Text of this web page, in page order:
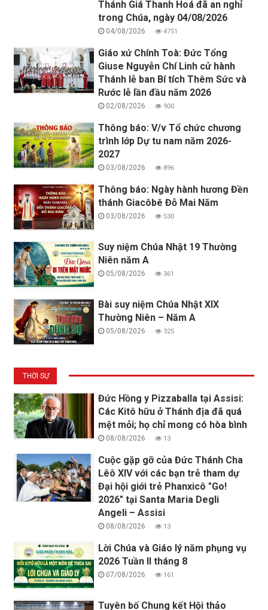
Thánh Giá Thanh Hoá đã an nghỉ
trong Chúa, ngày 04/08/2026
04/08/2026 4751
Giáo xứ Chính Toà: Đức Tổng
Giuse Nguyễn Chí Linh cử hành
Thánh lễ ban Bí tích Thêm Sức và
Rước lễ lần đầu năm 2026
02/08/2026 900
Thông báo: V/v Tổ chức chương
trình lớp Dự tu nam năm 2026-
2027
03/08/2026 896
Thông báo: Ngày hành hương Đền
thánh Giacôbê Đỗ Mai Năm
03/08/2026 530
Suy niệm Chúa Nhật 19 Thường
Niên năm A
05/08/2026 361
Bài suy niệm Chúa Nhật XIX
Thường Niên – Năm A
05/08/2026 325
THỜI SỰ
Đức Hồng y Pizzaballa tại Assisi:
Các Kitô hữu ở Thánh địa đã quá
mệt mỏi; họ chỉ mong có hòa bình
08/08/2026 13
Cuộc gặp gỡ của Đức Thánh Cha
Lêô XIV với các bạn trẻ tham dự
Đại hội giới trẻ Phanxicô "Go!
2026" tại Santa Maria Degli
Angeli – Assisi
08/08/2026 13
Lời Chúa và Giáo lý năm phụng vụ
2026 Tuần II tháng 8
07/08/2026 161
Tuyên bố Chung kết Hội thảo